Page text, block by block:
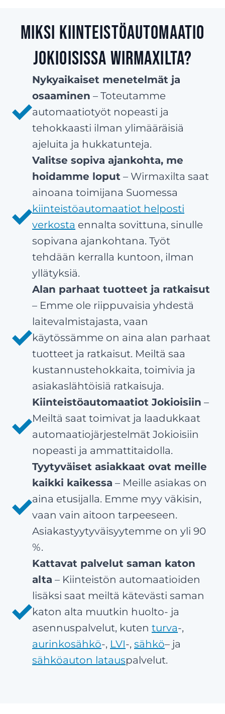
Miksi kiinteistöautomaatio
Jokioisissa Wirmaxilta?
Nykyaikaiset menetelmät ja
osaaminen – Toteutamme
automaatiotyöt nopeasti ja
tehokkaasti ilman ylimääräisiä
ajeluita ja hukkatunteja.
Valitse sopiva ajankohta, me
hoidamme loput – Wirmaxilta saat
ainoana toimijana Suomessa
kiinteistöautomaatiot helposti
verkosta ennalta sovittuna, sinulle
sopivana ajankohtana. Työt
tehdään kerralla kuntoon, ilman
yllätyksiä.
Alan parhaat tuotteet ja ratkaisut
– Emme ole riippuvaisia yhdestä
laitevalmistajasta, vaan
käytössämme on aina alan parhaat
tuotteet ja ratkaisut. Meiltä saa
kustannustehokkaita, toimivia ja
asiakaslähtöisiä ratkaisuja.
Kiinteistöautomaatiot Jokioisiin –
Meiltä saat toimivat ja laadukkaat
automaatiojärjestelmät Jokioisiin
nopeasti ja ammattitaidolla.
Tyytyväiset asiakkaat ovat meille
kaikki kaikessa – Meille asiakas on
aina etusijalla. Emme myy väkisin,
vaan vain aitoon tarpeeseen.
Asiakastyytyväisyytemme on yli 90
%.
Kattavat palvelut saman katon
alta – Kiinteistön automaatioiden
lisäksi saat meiltä kätevästi saman
katon alta muutkin huolto- ja
asennuspalvelut, kuten turva-,
aurinkosähkö-, LVI-, sähkö– ja
sähköauton latauspalvelut.